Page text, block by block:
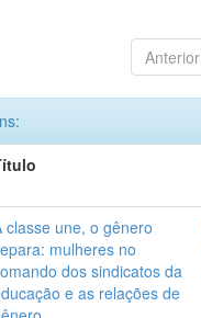
Anterior
classe une, o gênero
mulheres no
dos sindicatos da
e as relações de